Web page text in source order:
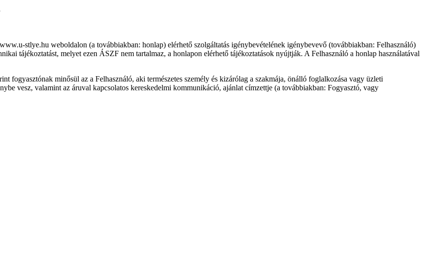
stlye.hu weboldalon (a továbbiakban: honlap) elérhető szolgáltatás igénybevételének igénybevevő (továbbiakban: Felhasználó)
tájékoztatást, melyet ezen ÁSZF nem tartalmaz, a honlapon elérhető tájékoztatások nyújtják. A Felhasználó a honlap használatával
minősül az a Felhasználó, aki természetes személy és kizárólag a szakmája, önálló foglalkozása vagy üzleti
vesz, valamint az áruval kapcsolatos kereskedelmi kommunikáció, ajánlat címzettje (a továbbiakban: Fogyasztó, vagy